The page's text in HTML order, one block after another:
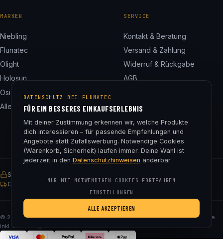
MARKEN
Niebling
Flunatec
Olight
Holosun
Osight
Alle 24 Marken
SERVICE
Kontakt & Beratung
Versand & Zahlung
Widerruf & Rückgabe
AGB
Impressum
Cookie-Einstellungen
SSL-verschlüsselt
Gratis Versand ab € 75
© 2026 Fluna Tec & Research GmbH · FN 330182m, LG Salzburg · Alle Preise
inkl. MwSt. zzgl. Versand
DATENSCHUTZ BEI FLUNATEC
FÜR EIN BESSERES EINKAUFSERLEBNIS
Mit deiner Zustimmung erkennen wir, welche Produkte
dich interessieren – für passende Empfehlungen und
Angebote statt Zufallswerbung. Notwendige Cookies
(Warenkorb, Sicherheit) laufen immer. Deine Wahl ist
jederzeit in den Datenschutzhinweisen änderbar.
ALLE AKZEPTIEREN
EINSTELLUNGEN
NUR MIT NOTWENDIGEN COOKIES FORTFAHREN